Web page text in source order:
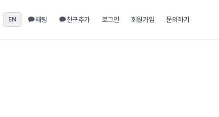
EN 채팅 친구추가 로그인 회원가입 문의하기